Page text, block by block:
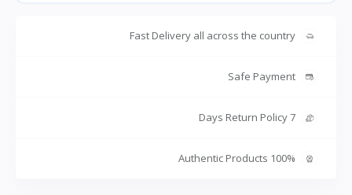
Fast Delivery all across the country
Safe Payment
7 Days Return Policy
100% Authentic Products